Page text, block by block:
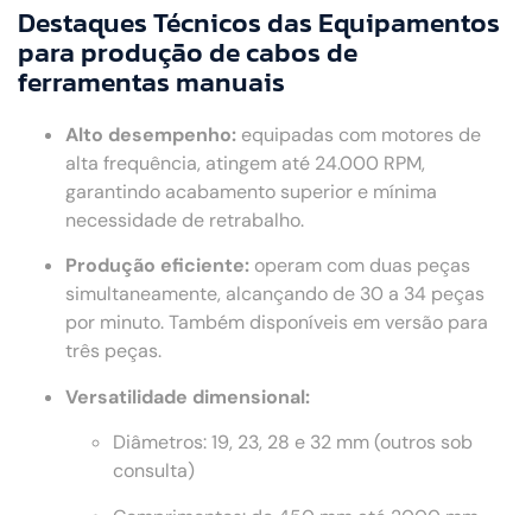
Destaques Técnicos das Equipamentos
para produção de cabos de
ferramentas manuais
Alto desempenho: equipadas com motores de
alta frequência, atingem até 24.000 RPM,
garantindo acabamento superior e mínima
necessidade de retrabalho.
Produção eficiente: operam com duas peças
simultaneamente, alcançando de 30 a 34 peças
por minuto. Também disponíveis em versão para
três peças.
Versatilidade dimensional:
Diâmetros: 19, 23, 28 e 32 mm (outros sob
consulta)